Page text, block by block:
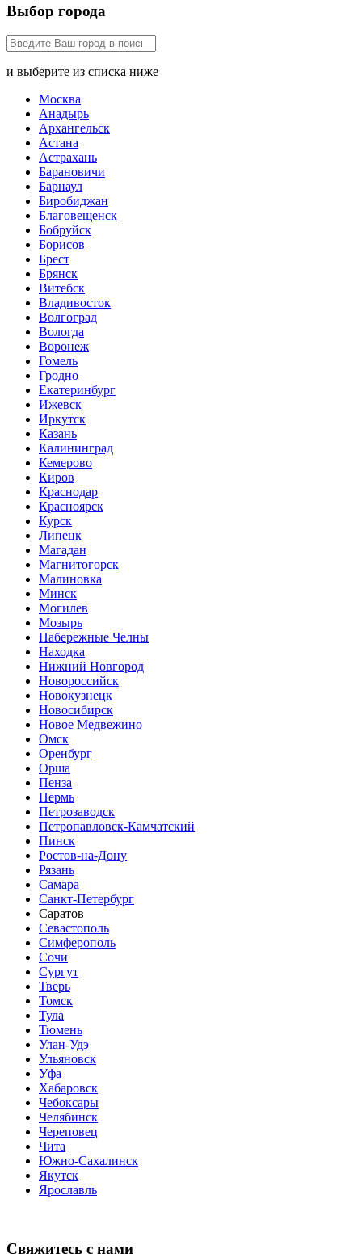
Выбор города
и выберите из списка ниже
Москва
Анадырь
Архангельск
Астана
Астрахань
Барановичи
Барнаул
Биробиджан
Благовещенск
Бобруйск
Борисов
Брест
Брянск
Витебск
Владивосток
Волгоград
Вологда
Воронеж
Гомель
Гродно
Екатеринбург
Ижевск
Иркутск
Казань
Калининград
Кемерово
Киров
Краснодар
Красноярск
Курск
Липецк
Магадан
Магнитогорск
Малиновка
Минск
Могилев
Мозырь
Набережные Челны
Находка
Нижний Новгород
Новороссийск
Новокузнецк
Новосибирск
Новое Медвежино
Омск
Оренбург
Орша
Пенза
Пермь
Петрозаводск
Петропавловск-Камчатский
Пинск
Ростов-на-Дону
Рязань
Самара
Санкт-Петербург
Саратов
Севастополь
Симферополь
Сочи
Сургут
Тверь
Томск
Тула
Тюмень
Улан-Удэ
Ульяновск
Уфа
Хабаровск
Чебоксары
Челябинск
Череповец
Чита
Южно-Сахалинск
Якутск
Ярославль
Свяжитесь с нами